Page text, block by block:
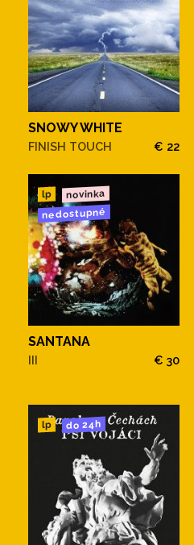
SNOWY WHITE
FINISH TOUCH € 22
lp novinka
nedostupné
SANTANA
III € 30
lp do 24h